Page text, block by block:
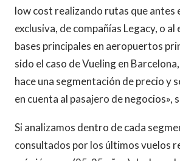
low cost realizando rutas que antes
exclusiva, de compañías Legacy, o al
bases principales en aeropuertos
sido el caso de Vueling en
hace una segmentación de precio y
en cuenta al pasajero de negocios»,
Si analizamos dentro de cada
consultados por los últimos vuelos